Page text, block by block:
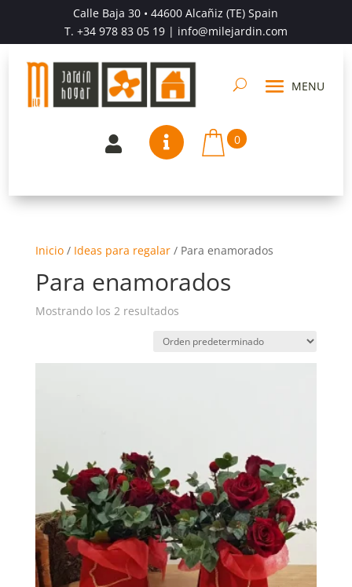
Calle Baja 30 • 44600 Alcañiz (TE) Spain
T. +34 978 83 05 19| info@milejardin.com
  0
Inicio/ Ideas para regalar/ Para enamorados
Para enamorados
Mostrando los 2 resultados